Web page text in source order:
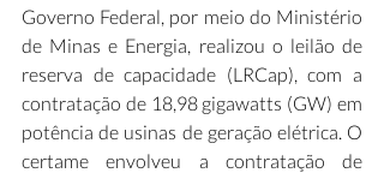
Governo Federal, por meio do Ministério
de Minas e Energia, realizou o leilão de
reserva de capacidade (LRCap), com a
contratação de 18,98 gigawatts (GW) em
potência de usinas de geração elétrica. O
certame envolveu a contratação de